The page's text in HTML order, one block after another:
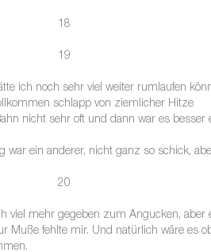
18
19
ich noch sehr viel weiter rumlaufen
schlapp von ziemlicher Hitze
nicht sehr oft und dann war es
war ein anderer, nicht ganz so schick,
20
viel mehr gegeben zum Angucken,
Muße fehlte mir. Und natürlich wäre es